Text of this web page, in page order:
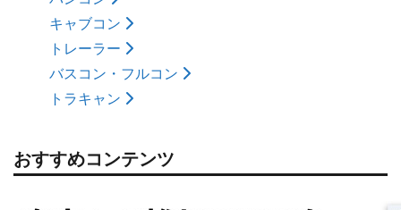
キャブコン
トレーラー
バスコン・フルコン
トラキャン
おすすめコンテンツ